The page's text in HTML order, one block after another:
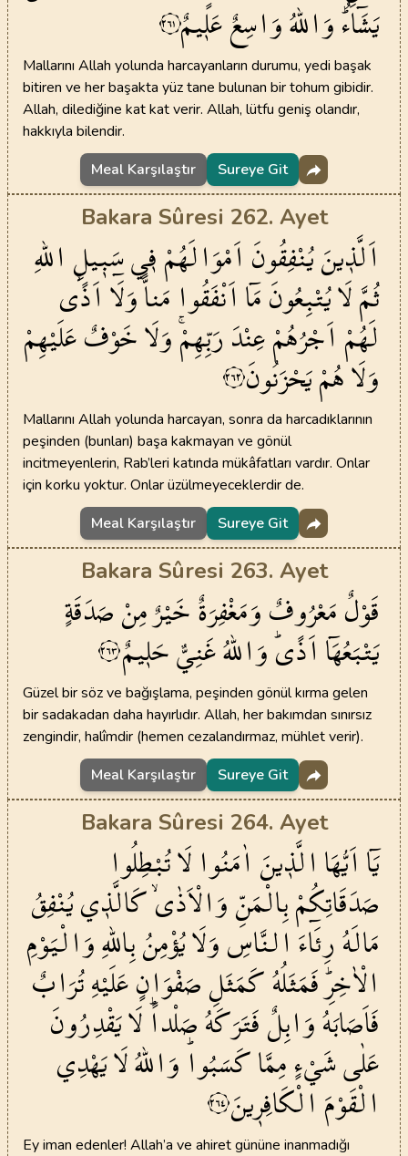
يَشَٓاءُۜوَاللّٰهُوَاسِعٌعَل۪يمٌ٢٦١
Mallarını Allah yolunda harcayanların durumu, yedi başak
bitiren ve her başakta yüz tane bulunan bir tohum gibidir.
Allah, dilediğine kat kat verir. Allah, lütfu geniş olandır,
hakkıyla bilendir.
Meal Karşılaştır
Sureye Git
Bakara Sûresi 262. Ayet
اَلَّذ۪ينَيُنْفِقُونَ اَمْوَالَهُمْف۪يسَب۪يلِ اللّٰهِ
ثُمَّلَايُتْبِعُونَمَٓااَنْفَقُوا مَناًّوَلَٓا اَذًۙى
لَهُمْ اَجْرُهُمْعِنْدَرَبِّهِمْۚوَلَاخَوْفٌعَلَيْهِمْ
وَلَاهُمْيَحْزَنُونَ٢٦٢
Mallarını Allah yolunda harcayan, sonra da harcadıklarının
peşinden (bunları) başa kakmayan ve gönül
incitmeyenlerin, Rab’leri katında mükâfatları vardır. Onlar
için korku yoktur. Onlar üzülmeyeceklerdir de.
Meal Karşılaştır
Sureye Git
Bakara Sûresi 263. Ayet
قَوْلٌمَعْرُوفٌوَمَغْفِرَةٌخَيْرٌمِنْصَدَقَةٍ
يَتْبَعُهَٓااَذًىۜوَاللّٰهُغَنِيٌّحَل۪يمٌ٢٦٣
Güzel bir söz ve bağışlama, peşinden gönül kırma gelen
bir sadakadan daha hayırlıdır. Allah, her bakımdan sınırsız
zengindir, halîmdir (hemen cezalandırmaz, mühlet verir).
Meal Karşılaştır
Sureye Git
Bakara Sûresi 264. Ayet
يَٓااَيُّهَاالَّذ۪ينَ اٰمَنُوالَاتُبْطِلُوا
صَدَقَاتِكُمْبِالْمَنِّوَالْاَذٰىۙكَالَّذ۪ييُنْفِقُ
مَالَهُرِئَٓاءَالنَّاسِوَلَايُؤْمِنُبِاللّٰهِوَالْيَوْمِ
الْاٰخِرِۜفَمَثَلُهُكَمَثَلِصَفْوَانٍعَلَيْهِتُرَابٌ
فَاَصَابَهُوَابِلٌفَتَرَكَهُصَلْداًۜلَايَقْدِرُونَ
عَلٰىشَيْءٍمِمَّاكَسَبُواۜوَاللّٰهُلَايَهْدِي
الْقَوْمَالْكَافِر۪ينَ٢٦٤
Ey iman edenler! Allah’a ve ahiret gününe inanmadığı